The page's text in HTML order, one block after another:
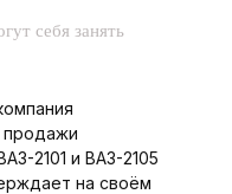
себя занять
продажи
2101 и ВАЗ-2105
на своём